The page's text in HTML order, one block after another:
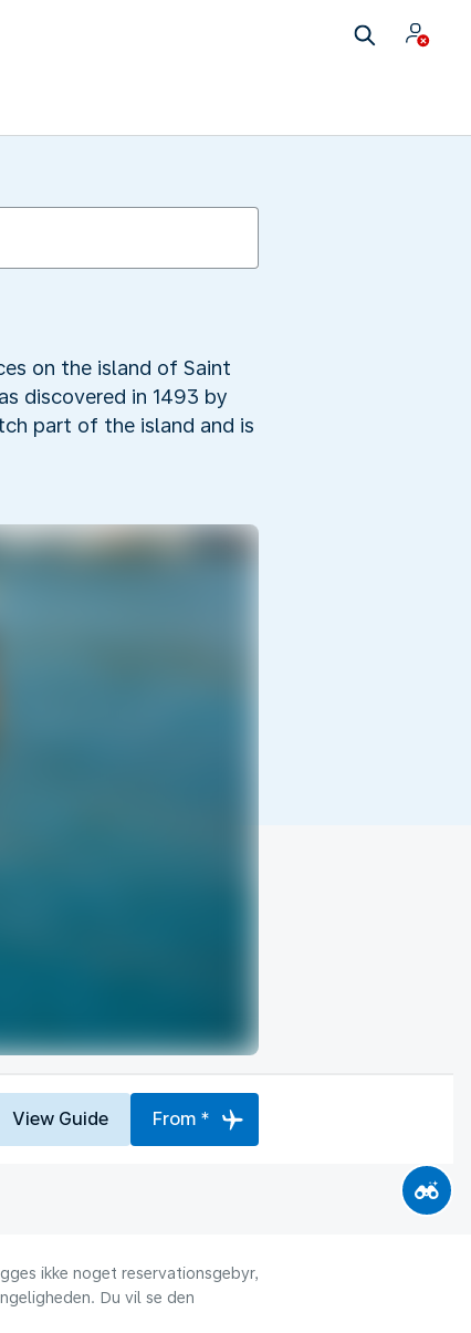
on the island of Saint
discovered in 1493 by
part of the island and is
View Guide From *
ikke noget reservationsgebyr,
Du vil se den